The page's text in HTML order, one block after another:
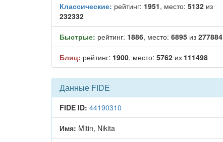
Классические: рейтинг: 1951, место: 5132 из
232332
Быстрые: рейтинг: 1886, место: 6895 из 277884
Блиц: рейтинг: 1900, место: 5762 из 111498
Данные FIDE
FIDE ID: 44190310
Имя: Mitin, Nikita